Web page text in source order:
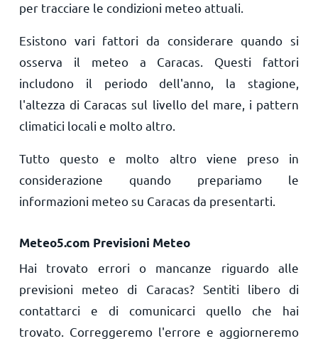
per tracciare le condizioni meteo attuali.
Esistono vari fattori da considerare quando si
osserva il meteo a Caracas. Questi fattori
includono il periodo dell'anno, la stagione,
l'altezza di Caracas sul livello del mare, i pattern
climatici locali e molto altro.
Tutto questo e molto altro viene preso in
considerazione quando prepariamo le
informazioni meteo su Caracas da presentarti.
Meteo5.com Previsioni Meteo
Hai trovato errori o mancanze riguardo alle
previsioni meteo di Caracas? Sentiti libero di
contattarci e di comunicarci quello che hai
trovato. Correggeremo l'errore e aggiorneremo